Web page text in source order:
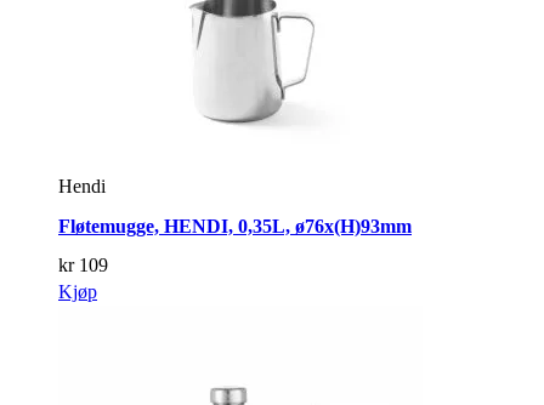
Hendi
Fløtemugge, HENDI, 0,35L, ø76x(H)93mm
kr109
Kjøp